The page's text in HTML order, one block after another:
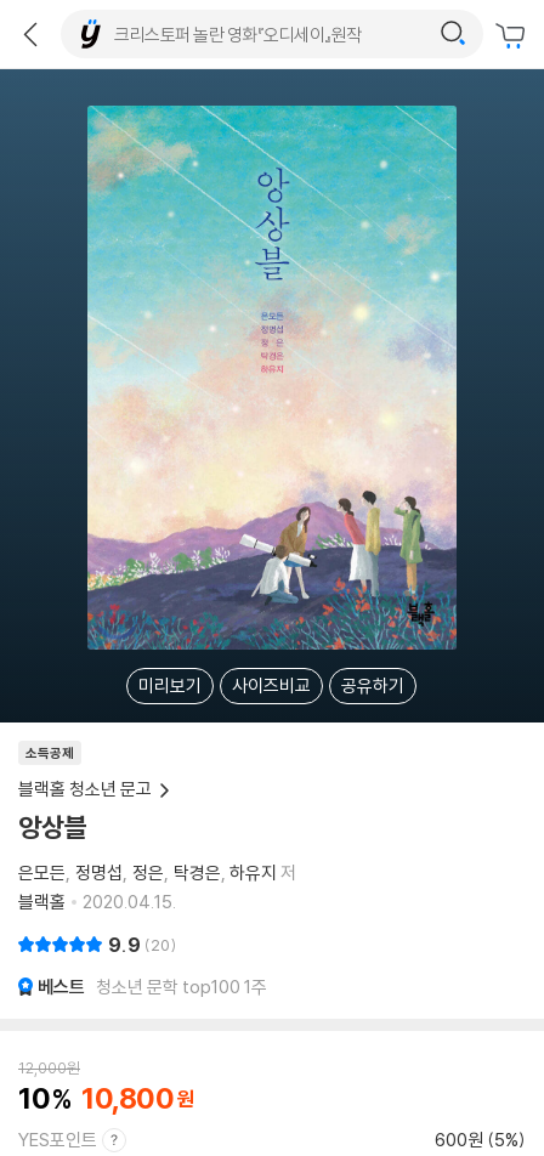
미리보기 사이즈비교 공유하기
소득공제
블랙홀 청소년 문고
앙상블
은모든 정명섭 정은 탁경은 하유지 저
블랙홀
2020.04.15.
9.9 20
베스트 청소년 문학 top100 1주
12,000원
10 10,800
YES포인트 600원 (5%)